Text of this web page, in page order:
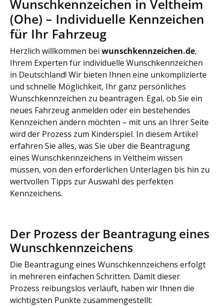
Wunschkennzeichen in Veltheim
(Ohe) – Individuelle Kennzeichen
für Ihr Fahrzeug
Herzlich willkommen bei wunschkennzeichen.de,
Ihrem Experten für individuelle Wunschkennzeichen
in Deutschland! Wir bieten Ihnen eine unkomplizierte
und schnelle Möglichkeit, Ihr ganz persönliches
Wunschkennzeichen zu beantragen. Egal, ob Sie ein
neues Fahrzeug anmelden oder ein bestehendes
Kennzeichen ändern möchten – mit uns an Ihrer Seite
wird der Prozess zum Kinderspiel. In diesem Artikel
erfahren Sie alles, was Sie über die Beantragung
eines Wunschkennzeichens in Veltheim wissen
müssen, von den erforderlichen Unterlagen bis hin zu
wertvollen Tipps zur Auswahl des perfekten
Kennzeichens.
Der Prozess der Beantragung eines
Wunschkennzeichens
Die Beantragung eines Wunschkennzeichens erfolgt
in mehreren einfachen Schritten. Damit dieser
Prozess reibungslos verläuft, haben wir Ihnen die
wichtigsten Punkte zusammengestellt: